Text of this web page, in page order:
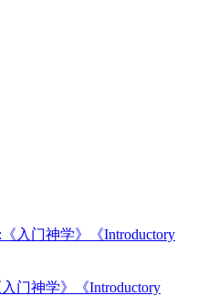
门神学》《Introductory